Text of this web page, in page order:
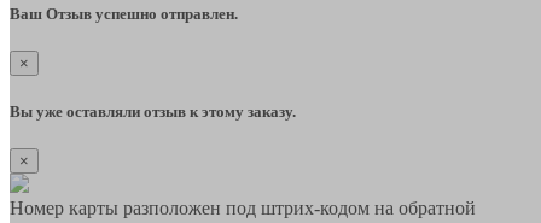
Ваш Отзыв успешно отправлен.
×
Вы уже оставляли отзыв к этому заказу.
×
Номер карты разположен под штрих-кодом на обратной